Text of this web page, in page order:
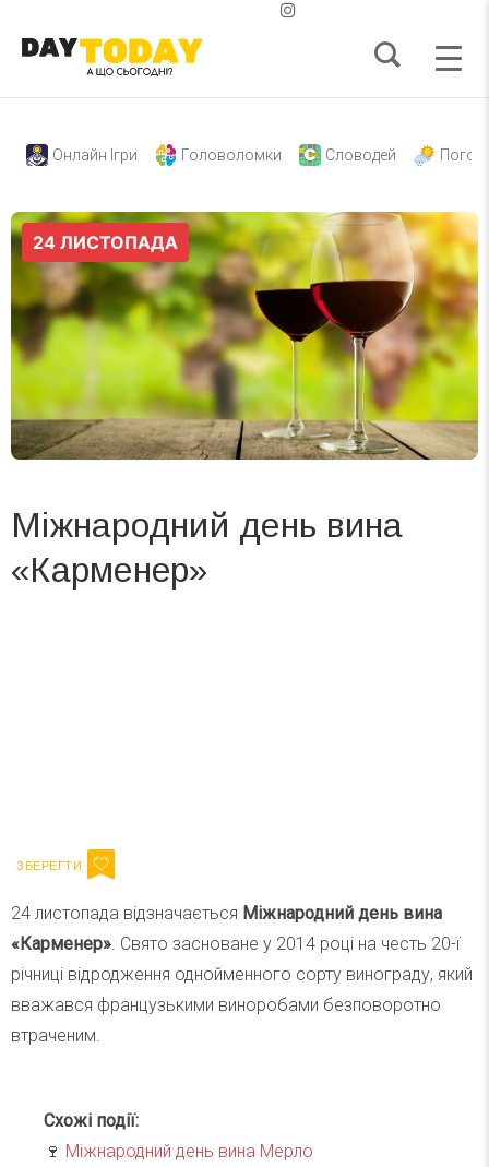
Онлайн Ігри Головоломки Словодей
Міжнародний день вина
«Карменер»
24 листопада відзначається Міжнародний день вина
«Карменер». Свято засноване у 2014 році на честь 20-ї
річниці відродження однойменного сорту винограду, який
вважався французькими виноробами безповоротно
втраченим.
Схожі події:
🍷 Міжнародний день вина Мерло